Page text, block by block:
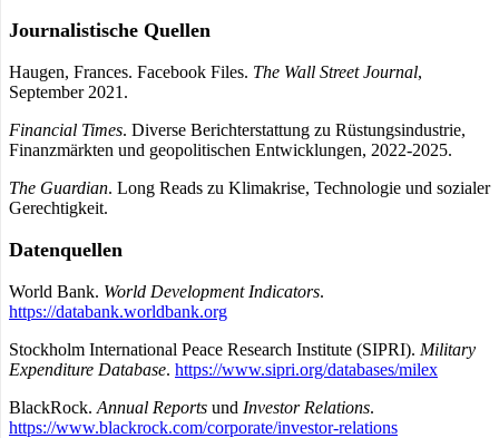
Journalistische Quellen
Haugen, Frances. Facebook Files. The Wall Street Journal,
September 2021.
Financial Times. Diverse Berichterstattung zu Rüstungsindustrie,
Finanzmärkten und geopolitischen Entwicklungen, 2022-2025.
The Guardian. Long Reads zu Klimakrise, Technologie und sozialer
Gerechtigkeit.
Datenquellen
World Bank. World Development Indicators.
https://databank.worldbank.org
Stockholm International Peace Research Institute (SIPRI). Military
Expenditure Database. https://www.sipri.org/databases/milex
BlackRock. Annual Reports und Investor Relations.
https://www.blackrock.com/corporate/investor-relations